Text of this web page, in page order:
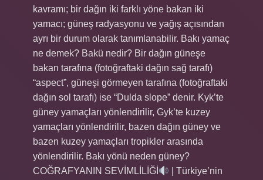
kavramı; bir dağın iki farklı yöne bakan iki
yamacı; güneş radyasyonu ve yağış açısından
ayrı bir durum olarak tanımlanabilir. Bakı yamaç
ne demek? Bakü nedir? Bir dağın güneşe
bakan tarafına (fotoğraftaki dağın sağ tarafı)
“aspect”, güneşi görmeyen tarafına (fotoğraftaki
dağın sol tarafı) ise “Dulda slope” denir. Kyk’te
güney yamaçları yönlendirilir, Gyk’te kuzey
yamaçları yönlendirilir, bazen dağın güney ve
bazen kuzey yamaçları tropikler arasında
yönlendirilir. Bakı yönü neden güney?
COĞRAFYANIN SEVİMLİLİĞİ
| Türkiye’nin